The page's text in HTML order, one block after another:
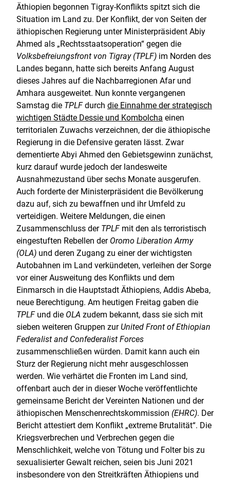
Äthiopien begonnen Tigray-Konflikts spitzt sich die
Situation im Land zu. Der Konflikt, der von Seiten der
äthiopischen Regierung unter Ministerpräsident Abiy
Ahmed als „Rechtsstaatsoperation“ gegen die
Volksbefreiungsfront von Tigray (TPLF) im Norden des
Landes begann, hatte sich bereits Anfang August
dieses Jahres auf die Nachbarregionen Afar und
Amhara ausgeweitet. Nun konnte vergangenen
Samstag die TPLFdurch die Einnahme der strategisch
wichtigen Städte Dessie und Kombolcha einen
territorialen Zuwachs verzeichnen, der die äthiopische
Regierung in die Defensive geraten lässt. Zwar
dementierte Abyi Ahmed den Gebietsgewinn zunächst,
kurz darauf wurde jedoch der landesweite
Ausnahmezustand über sechs Monate ausgerufen.
Auch forderte der Ministerpräsident die Bevölkerung
dazu auf, sich zu bewaffnen und ihr Umfeld zu
verteidigen. Weitere Meldungen, die einen
Zusammenschluss der TPLFmit den als terroristisch
eingestuften Rebellen der Oromo Liberation Army
(OLA) und deren Zugang zu einer der wichtigsten
Autobahnen im Land verkündeten, verleihen der Sorge
vor einer Ausweitung des Konflikts und dem
Einmarsch in die Hauptstadt Äthiopiens, Addis Abeba,
neue Berechtigung. Am heutigen Freitag gaben die
TPLFund die OLA zudem bekannt, dass sie sich mit
sieben weiteren Gruppen zur United Front of Ethiopian
Federalist and Confederalist Forces
zusammenschließen würden. Damit kann auch ein
Sturz der Regierung nicht mehr ausgeschlossen
werden. Wie verhärtet die Fronten im Land sind,
offenbart auch der in dieser Woche veröffentlichte
gemeinsame Bericht der Vereinten Nationen und der
äthiopischen Menschenrechtskommission (EHRC). Der
Bericht attestiert dem Konflikt „extreme Brutalität“. Die
Kriegsverbrechen und Verbrechen gegen die
Menschlichkeit, welche von Tötung und Folter bis zu
sexualisierter Gewalt reichen, seien bis Juni 2021
insbesondere von den Streitkräften Äthiopiens und